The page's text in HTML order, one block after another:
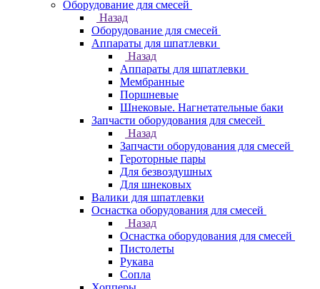
Оборудование для смесей
Назад
Оборудование для смесей
Аппараты для шпатлевки
Назад
Аппараты для шпатлевки
Мембранные
Поршневые
Шнековые. Нагнетательные баки
Запчасти оборудования для смесей
Назад
Запчасти оборудования для смесей
Героторные пары
Для безвоздушных
Для шнековых
Валики для шпатлевки
Оснастка оборудования для смесей
Назад
Оснастка оборудования для смесей
Пистолеты
Рукава
Сопла